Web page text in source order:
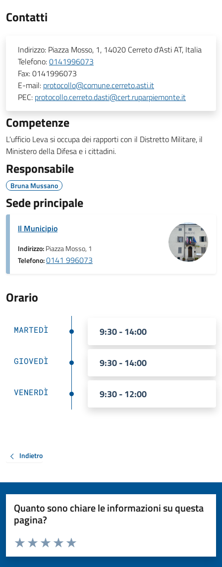
Contatti
Indirizzo: Piazza Mosso, 1, 14020 Cerreto d'Asti AT, Italia
Telefono:0141996073
Fax:0141996073
E-mail: protocollo@comune.cerreto.asti.it
PEC: protocollo.cerreto.dasti@cert.ruparpiemonte.it
Competenze
L'ufficio Leva si occupa dei rapporti con il Distretto Militare, il
Ministero della Difesa e i cittadini.
Responsabile
Bruna Mussano
Sede principale
Il Municipio
Indirizzo:Piazza Mosso, 1
Telefono:0141 996073
Orario
MARTEDÌ 9:30 - 14:00
GIOVEDÌ 9:30 - 14:00
VENERDÌ 9:30 - 12:00
Indietro
Quanto sono chiare le informazioni su questa
pagina?
Valuta da 1 a 5 stelle la pagina
Valuta 5 stelle su 5
Valuta 4 stelle su 5
Valuta 3 stelle su 5
Valuta 2 stelle su 5
Valuta 1 stelle su 5